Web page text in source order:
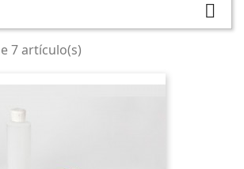

7 artículo(s)